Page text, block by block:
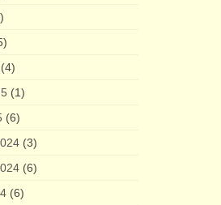
(4)
(1)
(6)
(3)
(6)
(6)